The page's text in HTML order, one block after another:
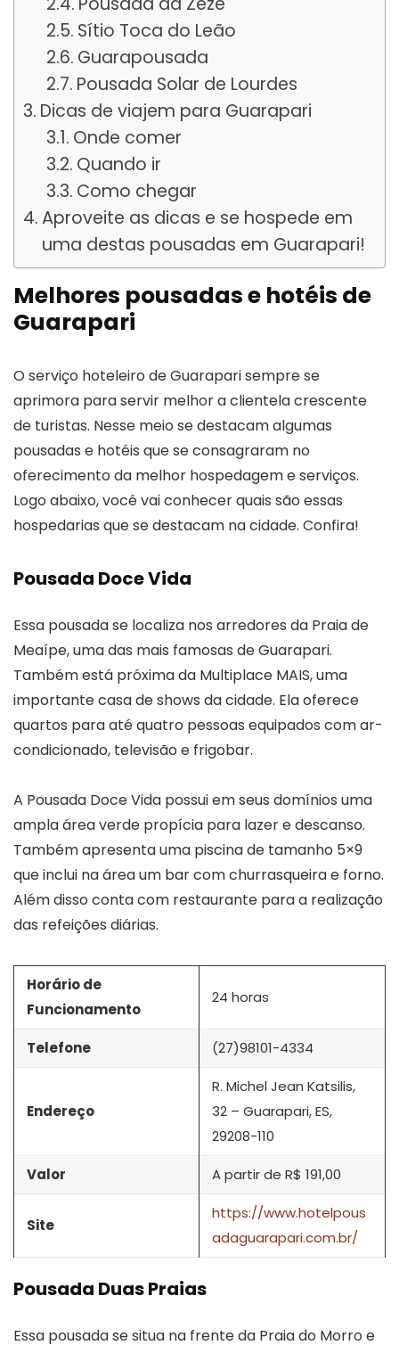
Sítio Toca do Leão
Guarapousada
Pousada Solar de Lourdes
Dicas de viajem para Guarapari
Onde comer
Quando ir
Como chegar
Aproveite as dicas e se hospede em
uma destas pousadas em Guarapari!
Melhores pousadas e hotéis de
Guarapari
O serviço hoteleiro de Guarapari sempre se
aprimora para servir melhor a clientela crescente
de turistas. Nesse meio se destacam algumas
pousadas e hotéis que se consagraram no
oferecimento da melhor hospedagem e serviços.
Logo abaixo, você vai conhecer quais são essas
hospedarias que se destacam na cidade. Confira!
Pousada Doce Vida
Essa pousada se localiza nos arredores da Praia de
Meaípe, uma das mais famosas de Guarapari.
Também está próxima da Multiplace MAIS, uma
importante casa de shows da cidade. Ela oferece
quartos para até quatro pessoas equipados com ar-
condicionado, televisão e frigobar.
A Pousada Doce Vida possui em seus domínios uma
ampla área verde propícia para lazer e descanso.
Também apresenta uma piscina de tamanho 5×9
que inclui na área um bar com churrasqueira e forno.
Além disso conta com restaurante para a realização
das refeições diárias.
Horário de
Funcionamento
24 horas
Telefone (27)98101-4334
Endereço
R. Michel Jean Katsilis,
32 – Guarapari, ES,
29208-110
Valor A partir de R$ 191,00
Site
https://www.hotelpous
adaguarapari.com.br/
Pousada Duas Praias
Essa pousada se situa na frente da Praia do Morro e